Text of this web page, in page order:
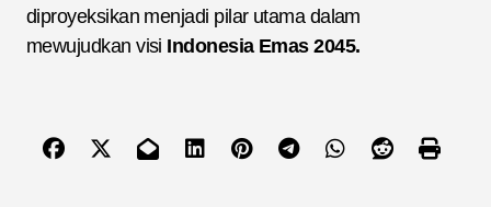
diproyeksikan menjadi pilar utama dalam
mewujudkan visi Indonesia Emas 2045.